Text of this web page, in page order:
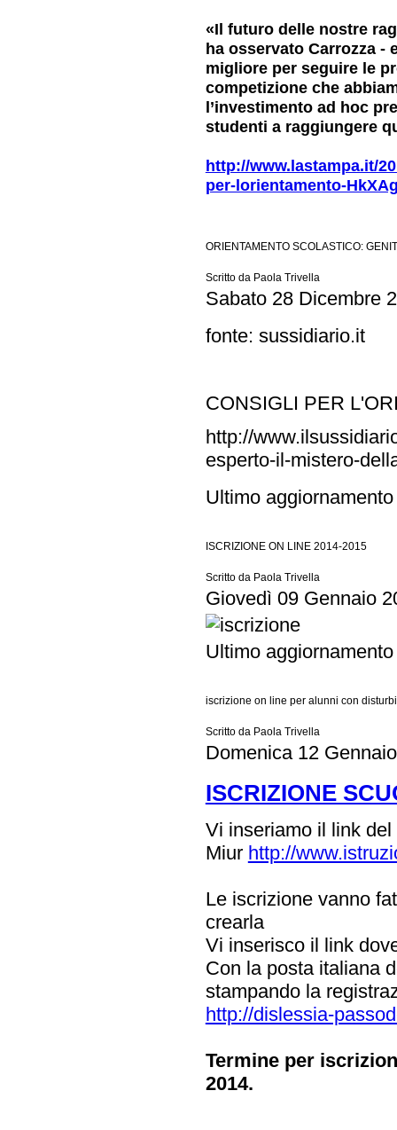
«Il futuro delle nostre
ha osservato Carrozza -
migliore per seguire le
competizione che
l’investimento ad hoc
studenti a raggiungere
http://www.lastampa.it/
per-lorientamento-
ORIENTAMENTO SCOLASTICO:
Scritto da Paola Trivella
Sabato 28 Dicembre
fonte: sussidiario.it
CONSIGLI PER
http://
esperto-il-mistero-
Ultimo
ISCRIZIONE ON LINE 2014-2015
Scritto da Paola Trivella
Giovedì 09 Gennaio
Ultimo
iscrizione on line per alunni con
Scritto da Paola Trivella
Domenica 12
ISCRIZIONE
Vi inseriamo il link
Miur http://
Le iscrizione vanno
crearla
Vi inserisco il link
Con la posta italiana
stampando la
http://dislessia-
Termine per
2014.